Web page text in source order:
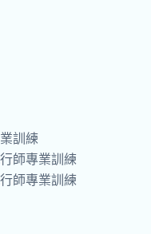
訓練
師專業訓練
師專業訓練